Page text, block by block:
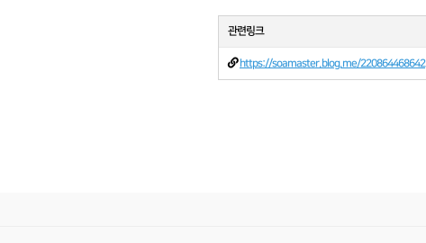
관련링크
https://soamaster.blog.me/220864468642